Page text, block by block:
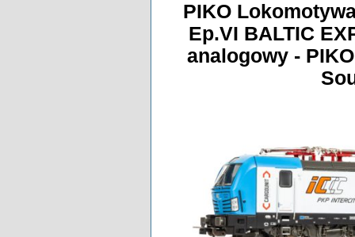
PIKO
Ep.VI BALTIC
analogowy -